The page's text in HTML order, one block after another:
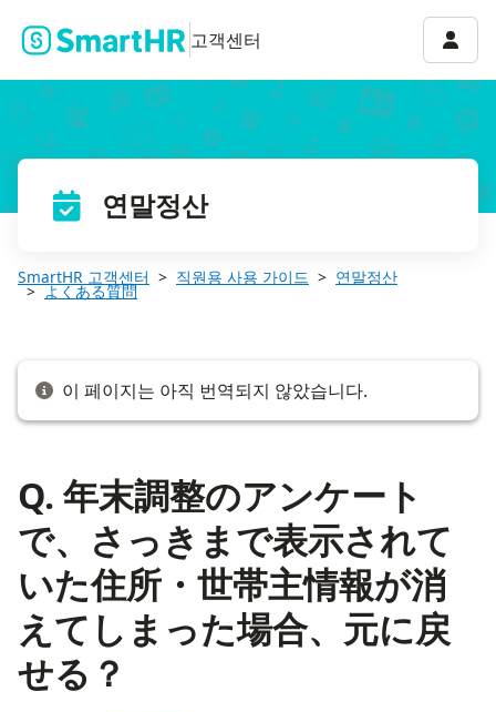
고객센터 계정
연말정산
SmartHR 고객센터 직원용 사용 가이드 연말정산
よくある質問
이 페이지는 아직 번역되지 않았습니다.
Q. 年末調整のアンケート
で、さっきまで表示されて
いた住所・世帯主情報が消
えてしまった場合、元に戻
せる？